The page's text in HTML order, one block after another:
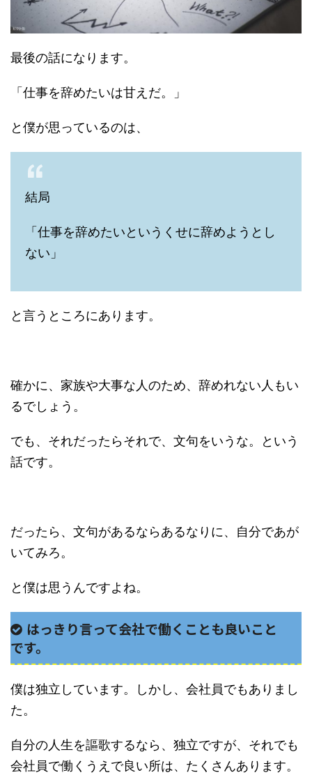
最後の話になります。
「仕事を辞めたいは甘えだ。」
と僕が思っているのは、
結局
「仕事を辞めたいというくせに辞めようとし
ない」
と言うところにあります。
確かに、家族や大事な人のため、辞めれない人もい
るでしょう。
でも、それだったらそれで、文句をいうな。という
話です。
だったら、文句があるならあるなりに、自分であが
いてみろ。
と僕は思うんですよね。
はっきり言って会社で働くことも良いこと
です。
僕は独立しています。しかし、会社員でもありまし
た。
自分の人生を謳歌するなら、独立ですが、それでも
会社員で働くうえで良い所は、たくさんあります。